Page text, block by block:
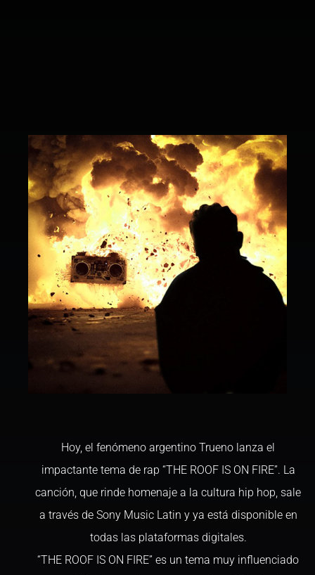
Hoy, el fenómeno argentino Trueno lanza el
impactante tema de rap “THE ROOF IS ON FIRE”. La
canción, que rinde homenaje a la cultura hip hop, sale
a través de Sony Music Latin y ya está disponible en
todas las plataformas digitales.
“THE ROOF IS ON FIRE” es un tema muy influenciado